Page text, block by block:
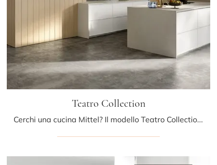
Teatro Collection
Cerchi una cucina Mittel? Il modello Teatro Collection in laccato opaco ti attende nel nostro negozio di Cucine Design con isola.